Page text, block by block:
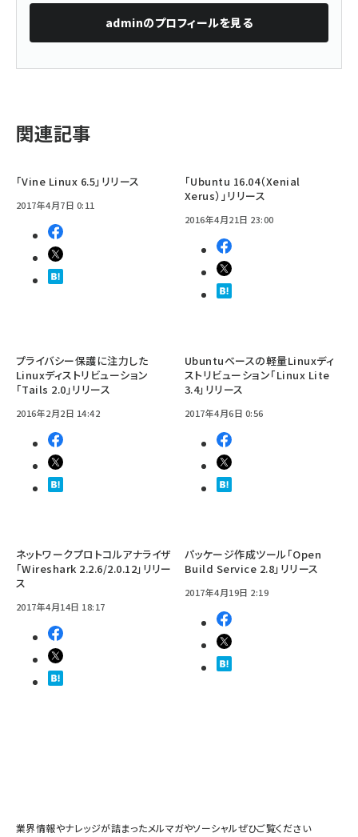
adminのプロフィールを見る
関連記事
「Vine Linux 6.5」リリース
2017年4月7日 0:11
「Ubuntu 16.04（Xenial
Xerus）」リリース
2016年4月21日 23:00
プライバシー保護に注力した
Linuxディストリビューション
「Tails 2.0」リリース
2016年2月2日 14:42
Ubuntuベースの軽量Linuxディ
ストリビューション「Linux Lite
3.4」リリース
2017年4月6日 0:56
ネットワークプロトコルアナライザ
「Wireshark 2.2.6/2.0.12」リリー
ス
2017年4月14日 18:17
パッケージ作成ツール「Open
Build Service 2.8」リリース
2017年4月19日 2:19
業界情報やナレッジが詰まったメルマガやソーシャルぜひご覧ください